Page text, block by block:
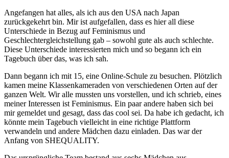
Angefangen hat alles, als ich aus den USA nach Japan
zurückgekehrt bin. Mir ist aufgefallen, dass es hier all diese
Unterschiede in Bezug auf Feminismus und
Geschlechtergleichstellung gab – sowohl gute als auch schlechte.
Diese Unterschiede interessierten mich und so begann ich ein
Tagebuch über das, was ich sah.
Dann begann ich mit 15, eine Online-Schule zu besuchen. Plötzlich
kamen meine Klassenkameraden von verschiedenen Orten auf der
ganzen Welt. Wir alle mussten uns vorstellen, und ich schrieb, eines
meiner Interessen ist Feminismus. Ein paar andere haben sich bei
mir gemeldet und gesagt, dass das cool sei. Da habe ich gedacht, ich
könnte mein Tagebuch vielleicht in eine richtige Plattform
verwandeln und andere Mädchen dazu einladen. Das war der
Anfang von SHEQUALITY.